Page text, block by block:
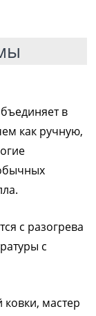
в
как ручную,
с разогрева
с
мастер